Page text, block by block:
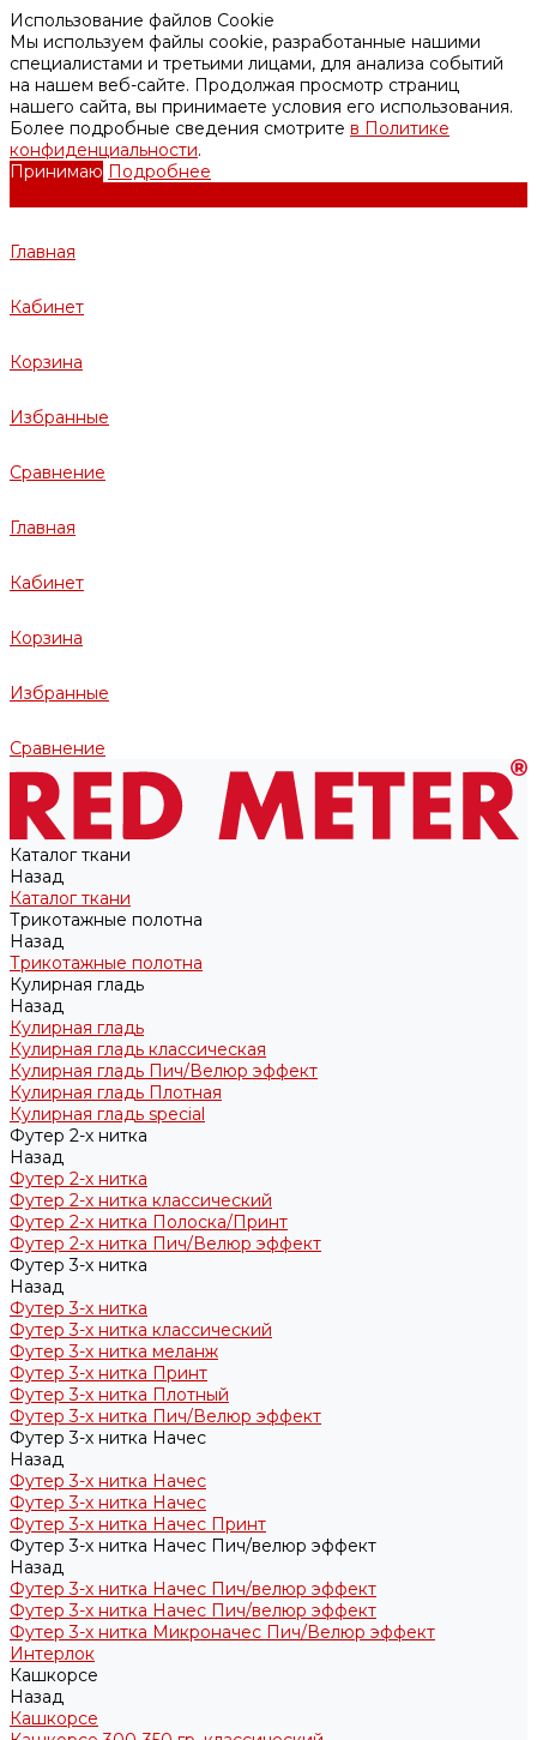
Использование файлов Cookie
Мы используем файлы cookie, разработанные нашими
специалистами и третьими лицами, для анализа событий
на нашем веб-сайте. Продолжая просмотр страниц
нашего сайта, вы принимаете условия его использования.
Более подробные сведения смотрите в Политике
конфиденциальности.
Принимаю Подробнее
Главная
Кабинет
Корзина
Избранные
Сравнение
Главная
Кабинет
Корзина
Избранные
Сравнение
Каталог ткани
Назад
Каталог ткани
Трикотажные полотна
Назад
Трикотажные полотна
Кулирная гладь
Назад
Кулирная гладь
Кулирная гладь классическая
Кулирная гладь Пич/Велюр эффект
Кулирная гладь Плотная
Кулирная гладь special
Футер 2-х нитка
Назад
Футер 2-х нитка
Футер 2-х нитка классический
Футер 2-х нитка Полоска/Принт
Футер 2-х нитка Пич/Велюр эффект
Футер 3-х нитка
Назад
Футер 3-х нитка
Футер 3-х нитка классический
Футер 3-х нитка меланж
Футер 3-х нитка Принт
Футер 3-х нитка Плотный
Футер 3-х нитка Пич/Велюр эффект
Футер 3-х нитка Начес
Назад
Футер 3-х нитка Начес
Футер 3-х нитка Начес
Футер 3-х нитка Начес Принт
Футер 3-х нитка Начес Пич/велюр эффект
Назад
Футер 3-х нитка Начес Пич/велюр эффект
Футер 3-х нитка Начес Пич/велюр эффект
Футер 3-х нитка Микроначес Пич/Велюр эффект
Интерлок
Кашкорсе
Назад
Кашкорсе